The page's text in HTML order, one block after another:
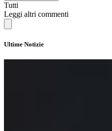
Tutti
Leggi altri commenti
Ultime Notizie